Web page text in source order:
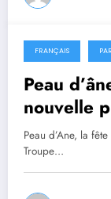
13 juin 2024
FRANÇAIS
Peau
nouvelle
Peau d’Ane, la
Troupe…